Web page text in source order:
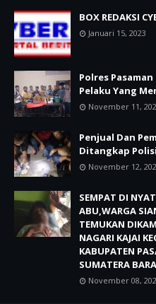
BOX REDAKSI
Januari 15, 2023
Polres
Pelaku Yang
November 11,
Penjual Dan
Ditangkap
November 12,
SEMPAT DI
ABU,WARGA
TEMUKAN
NAGARI KAJAI
KABUPATEN
SUMATERA
November 08,